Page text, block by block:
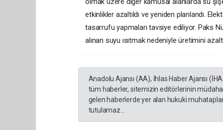
etkinlikler azaltıldı ve yeniden planlandı.
tasarrufu yapmaları tavsiye ediliyor. Paks
alınan suyu ısıtmak nedeniyle üretimini
Anadolu Ajansı (AA), İhlas Haber Ajansı
tüm haberler, sitemizin editörlerinin
gelen haberlerde yer alan hukuki
tutulamaz...